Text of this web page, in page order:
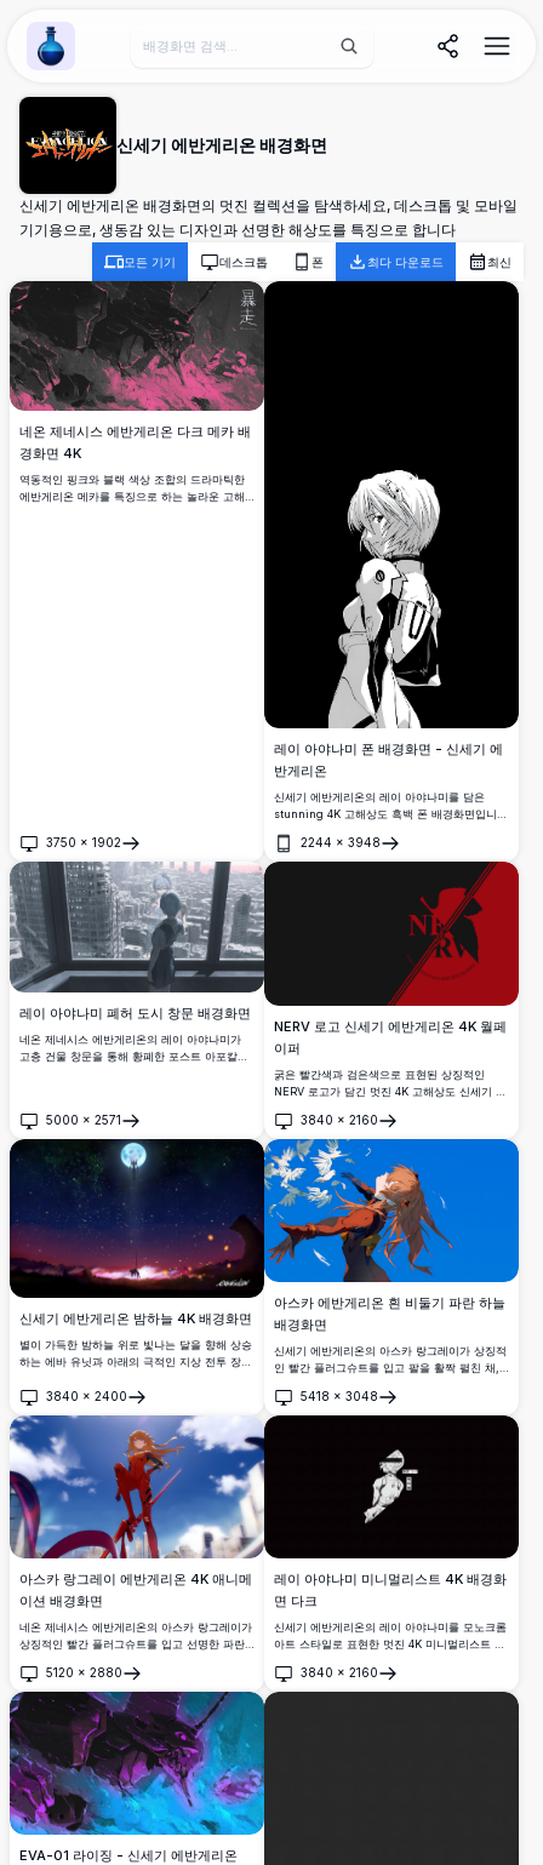
Wallpaper Alchemy
신세기 에반게리온 배경화면
신세기 에반게리온 배경화면의 멋진 컬렉션을 탐색하세요, 데스크톱 및 모바일
기기용으로, 생동감 있는 디자인과 선명한 해상도를 특징으로 합니다
모든 기기 데스크톱 폰 최다 다운로드 최신
네온 제네시스 에반게리온 다크 메카 배
경화면 4K
역동적인 핑크와 블랙 색상 조합의 드라마틱한
에반게리온 메카를 특징으로 하는 놀라운 고해
3750 × 1902
열기
레이 아야나미 폰 배경화면 - 신세기 에
반게리온
신세기 에반게리온의 레이 아야나미를 담은
stunning 4K 고해상도 흑백 폰 배경화면입니
다. 어두운 배경 속에서 플러그수트를 입고 뒤를
돌아보는 iconic한 모습으로 묘사되며,
AMOLED 디스플레이에 최적화되어 있습니다.
2244 × 3948
열기
레이 아야나미 폐허 도시 창문 배경화면
네온 제네시스 에반게리온의 레이 아야나미가
고층 건물 창문을 통해 황폐한 포스트 아포칼립
냅니다.5000 × 2571
열기
NERV 로고 신세기 에반게리온 4K 월페
이퍼
굵은 빨간색과 검은색으로 표현된 상징적인
NERV 로고가 담긴 멋진 4K 고해상도 신세기 에
디자인으로 조직의 모토 '하나님은 하늘에 계시
고, 세상은 평온하다'가 포함되어 있습니다.
3840 × 2160
열기
신세기 에반게리온 밤하늘 4K 배경화면
별이 가득한 밤하늘 위로 빛나는 달을 향해 상승
하는 에바 유닛과 아래의 극적인 지상 전투 장면
온 팬아트 배경화면.
3840 × 2400
열기
아스카 에반게리온 흰 비둘기 파란 하늘
배경화면
신세기 에반게리온의 아스카 랑그레이가 상징적
인 빨간 플러그슈트를 입고 팔을 활짝 펼친 채,
녀 주위를 날아오르는 모습. 감동과 자유로 가득
한 숨막히는 4K 애니메이션 배경화면.
5418 × 3048
열기
아스카 랑그레이 에반게리온 4K 애니메
이션 배경화면
네온 제네시스 에반게리온의 아스카 랑그레이가
상징적인 빨간 플러그슈트를 입고 선명한 파란
포즈를 취한 멋진 4K 배경화면.
5120 × 2880
열기
레이 아야나미 미니멀리스트 4K 배경화
면 다크
신세기 에반게리온의 레이 아야나미를 모노크롬
아트 스타일로 표현한 멋진 4K 미니멀리스트 배
로 데스크탑 또는 모바일 화면에 완벽합니다.
3840 × 2160
열기
EVA-01 라이징 - 신세기 에반게리온